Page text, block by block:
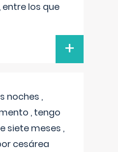
los que
+
noches ,
, tengo
siete meses ,
cesárea